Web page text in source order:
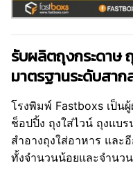
รับผลิตถุงกระดา
มาตรฐานระดับสาก
โรงพิมพ์ Fastboxs เป็น
ช็อปปิ้ง ถุงใส่ไวน์ ถุงแบร
สำอางถุงใส่อาหาร และ
ทั้งจำนวนน้อยและจำนว